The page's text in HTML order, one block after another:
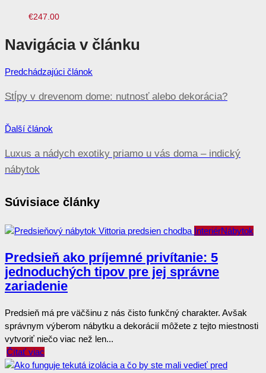
€247.00
Navigácia v článku
Predchádzajúci článok
Stĺpy v drevenom dome: nutnosť alebo dekorácia?
Ďalší článok
Luxus a nádych exotiky priamo u vás doma – indický
nábytok
Súvisiace články
InteriérNábytok
Predsieň ako príjemné privítanie: 5
jednoduchých tipov pre jej správne
zariadenie
Predsieň má pre väčšinu z nás čisto funkčný charakter. Avšak
správnym výberom nábytku a dekorácií môžete z tejto miestnosti
vytvoriť niečo viac než len...
Čítať viac